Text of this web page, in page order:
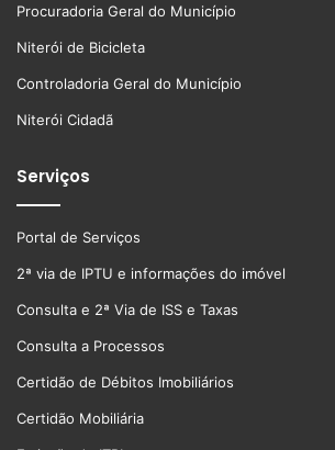
Procuradoria Geral do Município
Niterói de Bicicleta
Controladoria Geral do Município
Niterói Cidadã
Serviços
Portal de Serviços
2ª via de IPTU e informações do imóvel
Consulta e 2ª Via de ISS e Taxas
Consulta a Processos
Certidão de Débitos Imobiliários
Certidão Mobiliária